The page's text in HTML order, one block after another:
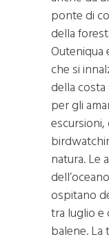
ponte di
della
Outeniqua
che si
della
per gli
escursioni,
natura. Le
ospitano
tra luglio e
balene. La